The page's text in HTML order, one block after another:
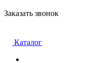
Заказать звонок
Каталог